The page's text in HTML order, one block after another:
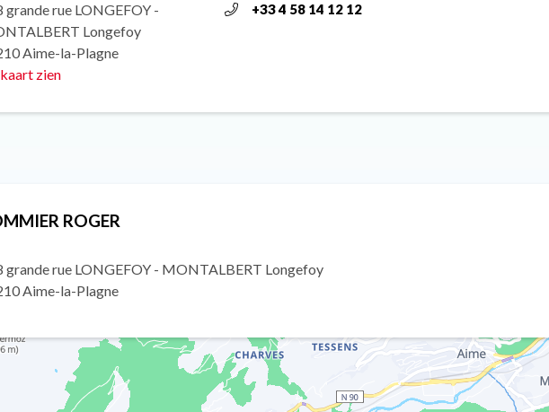
grande rue LONGEFOY -
Longefoy
Aime-la-Plagne
zien
+33 4 58 14 12 12
ROGER
grande rue LONGEFOY - MONTALBERT Longefoy
Aime-la-Plagne